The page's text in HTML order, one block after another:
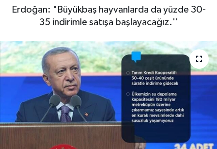
Erdoğan: "Büyükbaş hayvanlarda da yüzde 30-
35 indirimle satışa başlayacağız.''
Genel
Bilim, Teknoloji